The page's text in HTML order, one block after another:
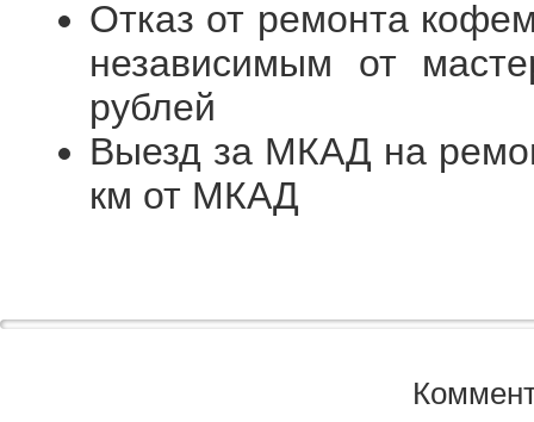
Отказ от ремонта
независимым от
рублей
Выезд за МКАД на
км от МКАД